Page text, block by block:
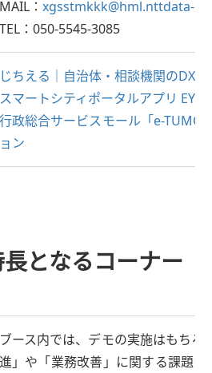
MAIL： xgsstmkkk@hml.nttdata-
TEL：050-5545-3085
じちえる｜自治体・相談機関のDX
スマートシティポータルアプリ
行政総合サービスモール「e-
ョン
となるコーナー
ブース内では、デモの実施はもち
進」や「業務改善」に関する課題